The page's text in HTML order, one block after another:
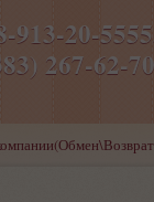
913-20-
267-
8-17,СБ-ВС 9-